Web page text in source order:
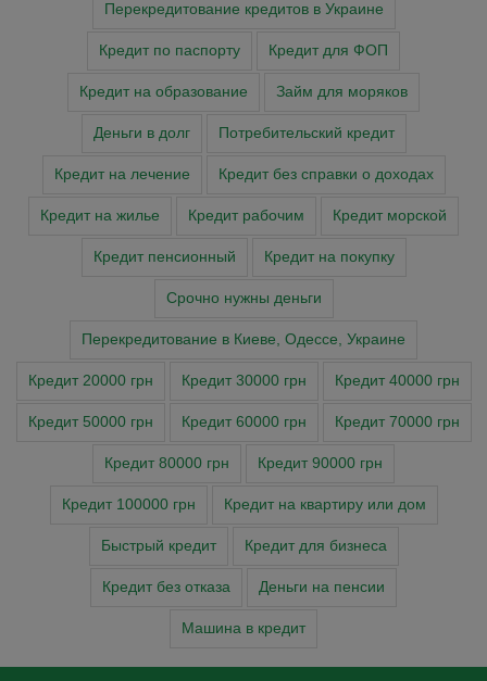
Перекредитование кредитов в Украине
Кредит по паспорту Кредит для ФОП
Кредит на образование Займ для моряков
Деньги в долг Потребительский кредит
Кредит на лечение Кредит без справки о доходах
Кредит на жилье Кредит рабочим Кредит морской
Кредит пенсионный Кредит на покупку
Cрочно нужны деньги
Перекредитование в Киеве, Одессе, Украине
Кредит 20000 грн Кредит 30000 грн Кредит 40000 грн
Кредит 50000 грн Кредит 60000 грн Кредит 70000 грн
Кредит 80000 грн Кредит 90000 грн
Кредит 100000 грн Кредит на квартиру или дом
Быстрый кредит Кредит для бизнеса
Кредит без отказа Деньги на пенсии
Машина в кредит